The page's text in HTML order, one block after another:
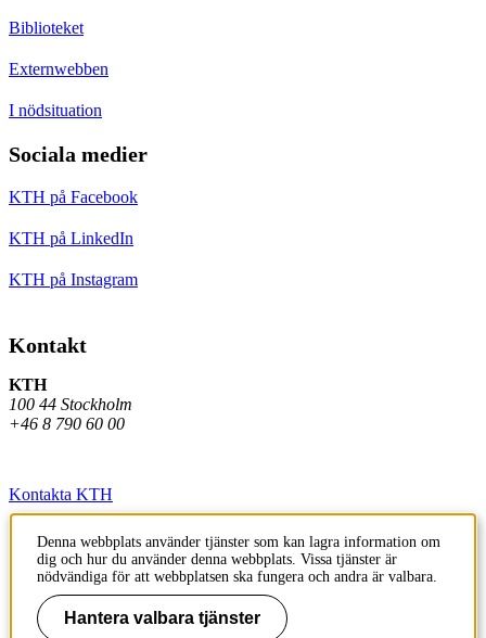
Biblioteket
Externwebben
I nödsituation
Sociala medier
KTH på Facebook
KTH på LinkedIn
KTH på Instagram
Kontakt
KTH
100 44 Stockholm
+46 8 790 60 00
Kontakta KTH
Jobba på KTH
Press och media
Faktura och betalning KTH
Denna webbplats använder tjänster som kan lagra information om
dig och hur du använder denna webbplats. Vissa tjänster är
nödvändiga för att webbplatsen ska fungera och andra är valbara.
Hantera valbara tjänster